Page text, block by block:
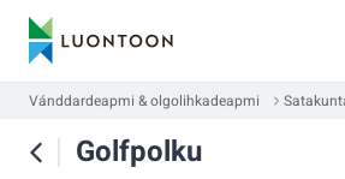
Vánddardeapmi & olgolihkadeapmi
Golfpolku